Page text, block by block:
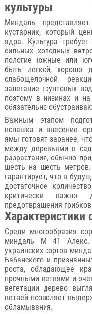
культуры
Миндаль
кустарник, который
ядра. Культура
сильных холодных
пологие южные или
быть легкой, хорошо
слабощелочной
залегание грунтовых
поэтому в низинах и на
обязательно
Важным этапом
вспашка и внесение
ямы готовят заранее,
между деревьями в
разрастания, обычно
шесть на шесть
гарантирует, что в
достаточное
критически важно
предотвращения
Характеристики
Среди многообразия
миндаль М 41 Алекс.
украинских сортов
Бабанского и
роста, обладающее
прочными ветвями и
вегетации дерево
ветвей позволяет
обламывания.